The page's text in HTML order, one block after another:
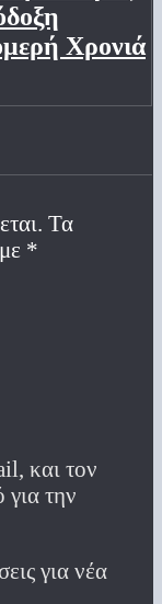
Χρονιά
Τα
*
και τον
την
για νέα